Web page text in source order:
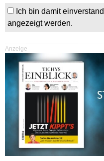
Ich bin damit
angezeigt werden.
Anzeige